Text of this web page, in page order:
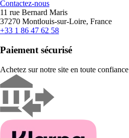
Contactez-nous
11 rue Bernard Maris
37270 Montlouis-sur-Loire, France
+33 1 86 47 62 58
Paiement sécurisé
Achetez sur notre site en toute confiance